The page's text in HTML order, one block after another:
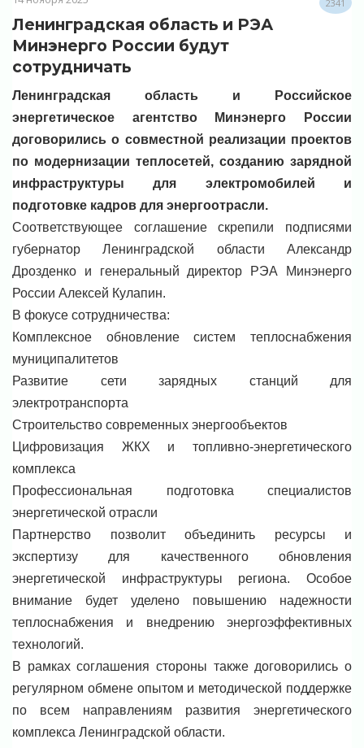
2341
Ленинградская область и РЭА
Минэнерго России будут
сотрудничать
Ленинградская область и Российское
энергетическое агентство Минэнерго России
договорились о совместной реализации проектов
по модернизации теплосетей, созданию зарядной
инфраструктуры для электромобилей и
подготовке кадров для энергоотрасли.
Соответствующее соглашение скрепили подписями
губернатор Ленинградской области Александр
Дрозденко и генеральный директор РЭА Минэнерго
России Алексей Кулапин.
В фокусе сотрудничества:
Комплексное обновление систем теплоснабжения
муниципалитетов
Развитие сети зарядных станций для
электротранспорта
Строительство современных энергообъектов
Цифровизация ЖКХ и топливно-энергетического
комплекса
Профессиональная подготовка специалистов
энергетической отрасли
Партнерство позволит объединить ресурсы и
экспертизу для качественного обновления
энергетической инфраструктуры региона. Особое
внимание будет уделено повышению надежности
теплоснабжения и внедрению энергоэффективных
технологий.
В рамках соглашения стороны также договорились о
регулярном обмене опытом и методической поддержке
по всем направлениям развития энергетического
комплекса Ленинградской области.